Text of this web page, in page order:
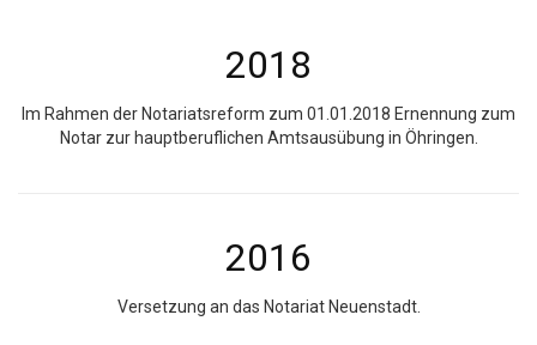
2018
Im Rahmen der Notariatsreform zum 01.01.2018 Ernennung zum
Notar zur hauptberuflichen Amtsausübung in Öhringen.
2016
Versetzung an das Notariat Neuenstadt.